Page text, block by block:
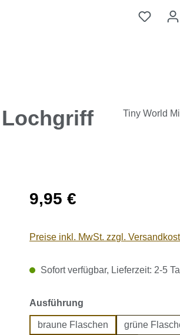
Tiny World
Regulärer Preis:
9,95 €
Preise inkl. MwSt. zzgl.
Sofort verfügbar, Lieferzeit: 2-5
Ausführung
braune Flaschen
grüne